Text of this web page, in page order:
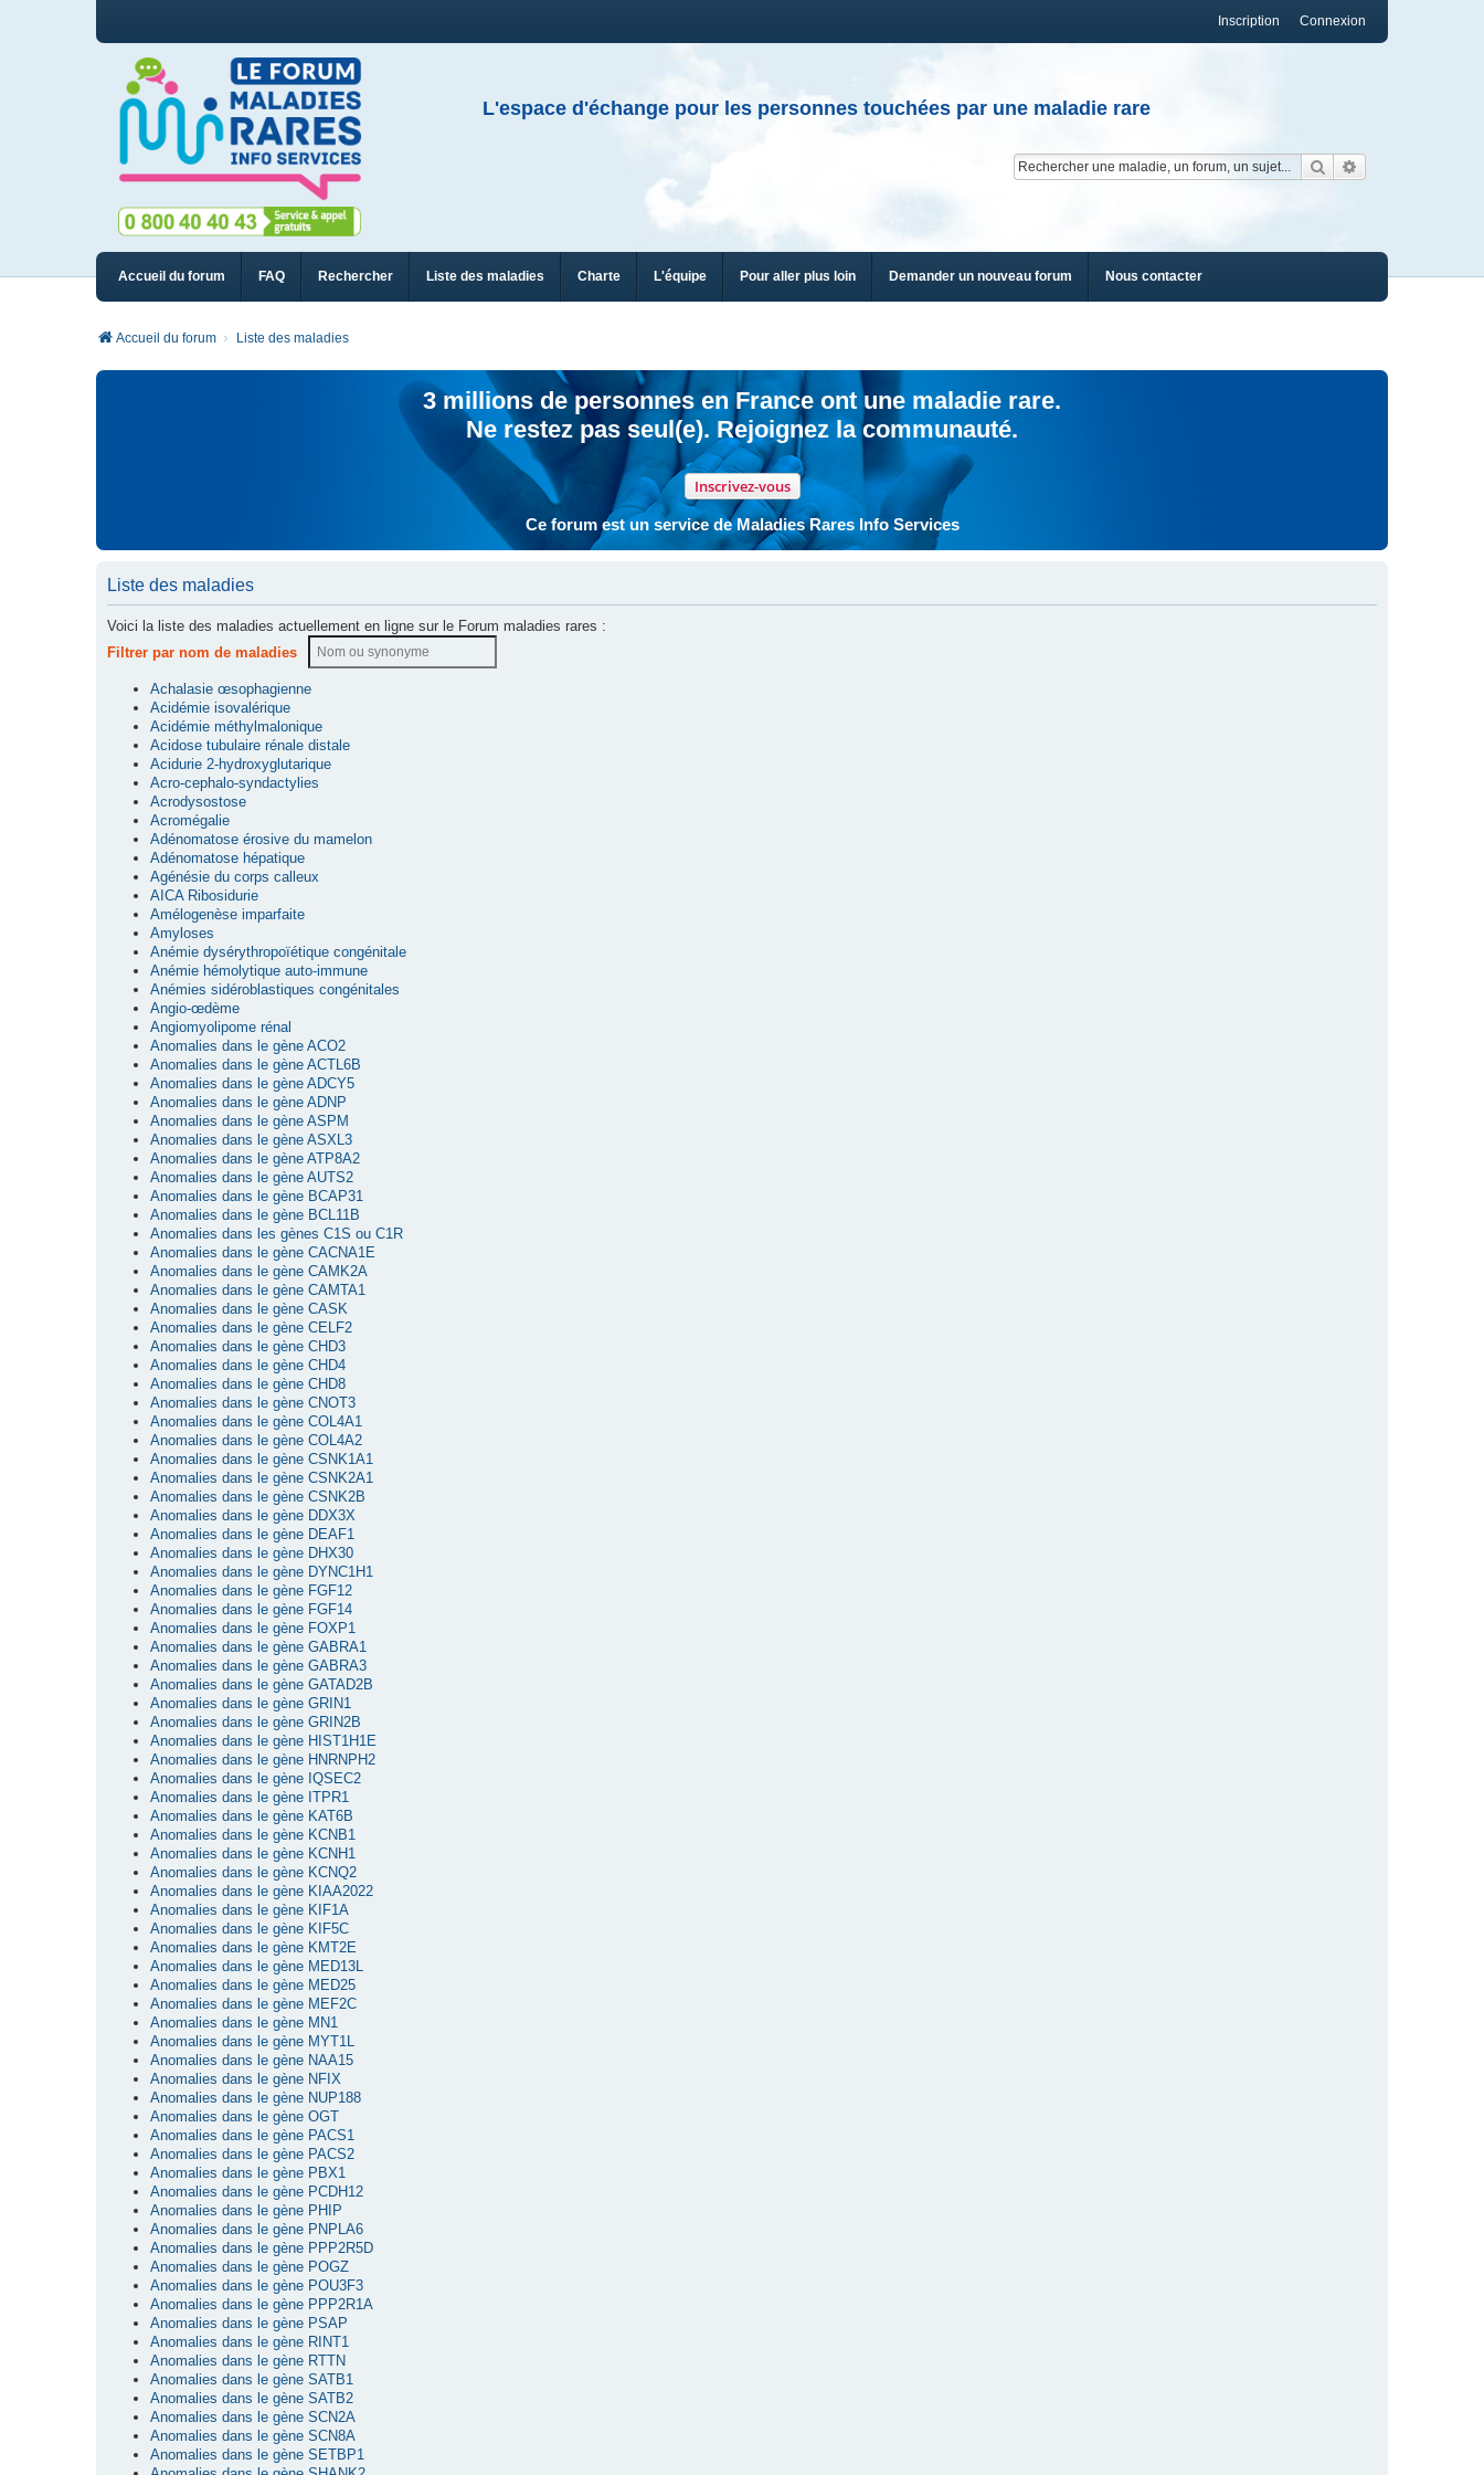
Connexion
Inscription
L'espace d'échange pour les personnes touchées par une maladie rare
Rechercher
Accueil du forum FAQ Rechercher Liste des maladies Charte L'équipe Pour aller plus loin Demander un nouveau forum Nous contacter
Accueil du forum Liste des maladies
3 millions de personnes en France ont une maladie rare.
Ne restez pas seul(e). Rejoignez la communauté.
Inscrivez-vous
Ce forum est un service de Maladies Rares Info Services
Liste des maladies
Voici la liste des maladies actuellement en ligne sur le Forum maladies rares :
Filtrer par nom de maladies
Achalasie œsophagienne
Acidémie isovalérique
Acidémie méthylmalonique
Acidose tubulaire rénale distale
Acidurie 2-hydroxyglutarique
Acro-cephalo-syndactylies
Acrodysostose
Acromégalie
Adénomatose érosive du mamelon
Adénomatose hépatique
Agénésie du corps calleux
AICA Ribosidurie
Amélogenèse imparfaite
Amyloses
Anémie dysérythropoïétique congénitale
Anémie hémolytique auto-immune
Anémies sidéroblastiques congénitales
Angio-œdème
Angiomyolipome rénal
Anomalies dans le gène ACO2
Anomalies dans le gène ACTL6B
Anomalies dans le gène ADCY5
Anomalies dans le gène ADNP
Anomalies dans le gène ASPM
Anomalies dans le gène ASXL3
Anomalies dans le gène ATP8A2
Anomalies dans le gène AUTS2
Anomalies dans le gène BCAP31
Anomalies dans le gène BCL11B
Anomalies dans les gènes C1S ou C1R
Anomalies dans le gène CACNA1E
Anomalies dans le gène CAMK2A
Anomalies dans le gène CAMTA1
Anomalies dans le gène CASK
Anomalies dans le gène CELF2
Anomalies dans le gène CHD3
Anomalies dans le gène CHD4
Anomalies dans le gène CHD8
Anomalies dans le gène CNOT3
Anomalies dans le gène COL4A1
Anomalies dans le gène COL4A2
Anomalies dans le gène CSNK1A1
Anomalies dans le gène CSNK2A1
Anomalies dans le gène CSNK2B
Anomalies dans le gène DDX3X
Anomalies dans le gène DEAF1
Anomalies dans le gène DHX30
Anomalies dans le gène DYNC1H1
Anomalies dans le gène FGF12
Anomalies dans le gène FGF14
Anomalies dans le gène FOXP1
Anomalies dans le gène GABRA1
Anomalies dans le gène GABRA3
Anomalies dans le gène GATAD2B
Anomalies dans le gène GRIN1
Anomalies dans le gène GRIN2B
Anomalies dans le gène HIST1H1E
Anomalies dans le gène HNRNPH2
Anomalies dans le gène IQSEC2
Anomalies dans le gène ITPR1
Anomalies dans le gène KAT6B
Anomalies dans le gène KCNB1
Anomalies dans le gène KCNH1
Anomalies dans le gène KCNQ2
Anomalies dans le gène KIAA2022
Anomalies dans le gène KIF1A
Anomalies dans le gène KIF5C
Anomalies dans le gène KMT2E
Anomalies dans le gène MED13L
Anomalies dans le gène MED25
Anomalies dans le gène MEF2C
Anomalies dans le gène MN1
Anomalies dans le gène MYT1L
Anomalies dans le gène NAA15
Anomalies dans le gène NFIX
Anomalies dans le gène NUP188
Anomalies dans le gène OGT
Anomalies dans le gène PACS1
Anomalies dans le gène PACS2
Anomalies dans le gène PBX1
Anomalies dans le gène PCDH12
Anomalies dans le gène PHIP
Anomalies dans le gène PNPLA6
Anomalies dans le gène PPP2R5D
Anomalies dans le gène POGZ
Anomalies dans le gène POU3F3
Anomalies dans le gène PPP2R1A
Anomalies dans le gène PSAP
Anomalies dans le gène RINT1
Anomalies dans le gène RTTN
Anomalies dans le gène SATB1
Anomalies dans le gène SATB2
Anomalies dans le gène SCN2A
Anomalies dans le gène SCN8A
Anomalies dans le gène SETBP1